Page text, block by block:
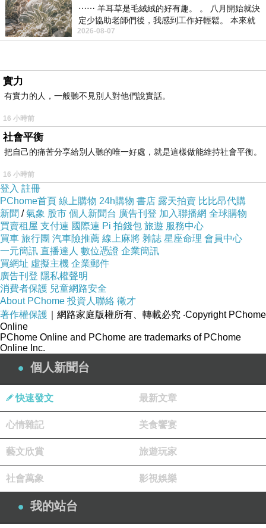
護，以及法律合規性。總之，硬碟備份是確保數
據不會遺失的首要步驟。
據遺失的情況。這時，硬碟救援服務變得非常關
鍵。硬碟救援專業人員擁有高度專業的技術和專
用設備，能夠從損壞的硬碟中恢復數據。然而，
成功率受多種因素影響，包括損壞的程度、數據
的檔案類型、操作系統等。對於簡單情況，如檔
案刪除或格式化，成功率較高。但在硬碟硬體故
障或極端損壞的情況下，成功率可能較低。
總結，硬碟備份和硬碟救援是保護數據的重要環
節。硬碟備份有助於預防大多數數據損失情況，
而硬碟救援提供了最後的機會來恢復重要數據。
只有深刻認識這兩者的重要性，我們才能更好地
保護數據，確保其不會永遠消失。
在這個數位時代，硬碟扮演著不可或缺的角色，
成為了數據的重要守護者。首先，硬碟被廣泛用
於個人電腦和家庭娛樂系統中，用於儲存各種數
據，包括照片、音樂、視頻等。人們依賴硬碟來
保存珍貴的回憶和重要的文件。其次，企業和組
織使用大容量硬碟來處理龐大的數據量，包括客
戶資料、財務報表、業務文件等。然而，硬碟故
障是無法避免的問題，它可能導致數據的損失或
無法訪問。在這種情況下，硬碟救援服務就變得
至關重要。硬碟救援是一項專業的技術服務，通
過專業設備和技術手段來從受損或故障的硬碟中
恢復丟失的數據。這需要專業的知識和經驗，以
確保數據能夠完整和安全地恢復。總的來說，硬
⋯⋯ 羊耳草是毛絨絨的好有趣。 。 八月開始就決
定少協助老師們後，我感到工作好輕鬆。 本來就
不是我的工作啊。 真
2026-08-07
實力
有實力的人，一般聽不見別人對他們說實話。
16 小時前
社會平衡
把自己的痛苦分享給別人聽的唯一好處，就是這樣做能維持社會平衡。
16 小時前
登入 註冊
PChome首頁 線上購物 24h購物 書店 露天拍賣 比比昂代購
新聞 /氣象 股市 個人新聞台 廣告刊登 加入聯播網 全球購物
買賣租屋 支付連 國際連 Pi 拍錢包 旅遊 服務中心
買車 旅行團 汽車險推薦 線上麻將 雜誌 星座命理 會員中心
一元簡訊 直播達人 數位憑證 企業簡訊
買網址 虛擬主機 企業郵件
廣告刊登 隱私權聲明
消費者保護 兒童網路安全
About PChome 投資人聯絡 徵才
著作權保護 ｜網路家庭版權所有、轉載必究 ‧Copyright PChome
Online
PChome Online and PChome are trademarks of PChome
Online Inc.
個人新聞台
快速發文 最新文章
心情雜記 美食饗宴
藝文欣賞 旅遊玩家
社會萬象 影視娛樂
我的站台